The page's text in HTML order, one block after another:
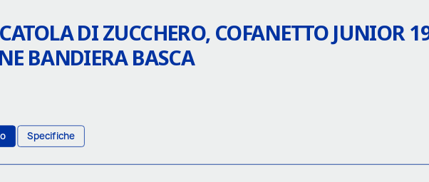
DI ZUCCHERO, COFANETTO JUNIOR
BANDIERA BASCA
Specifiche